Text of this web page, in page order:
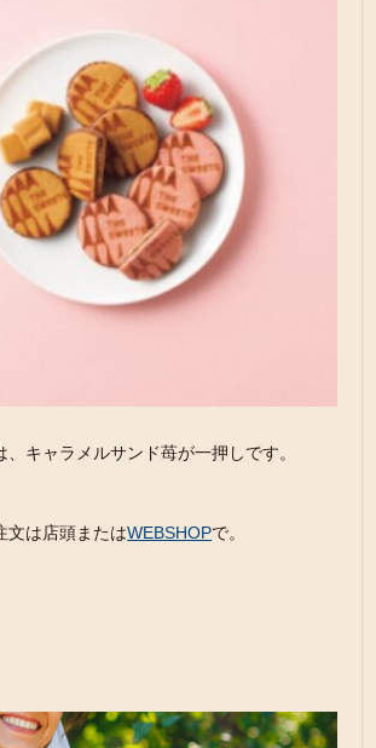
、キャラメルサンド苺が一押しです。
文は店頭またはWEBSHOPで。